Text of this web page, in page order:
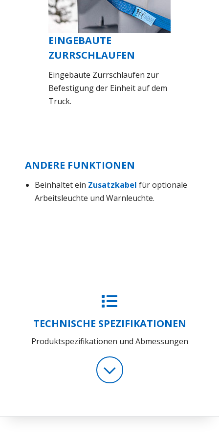
EINGEBAUTE
ZURRSCHLAUFEN
Eingebaute Zurrschlaufen zur
Befestigung der Einheit auf dem
Truck.
ANDERE FUNKTIONEN
Beinhaltet ein Zusatzkabel für optionale
Arbeitsleuchte und Warnleuchte.
TECHNISCHE SPEZIFIKATIONEN
Produktspezifikationen und Abmessungen